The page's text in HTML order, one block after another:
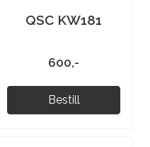
QSC KW181
600,-
Bestill